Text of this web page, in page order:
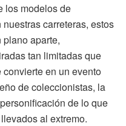
los modelos de
carreteras, estos
aparte,
tan limitadas que
en un evento
de coleccionistas, la
de lo que
al extremo.